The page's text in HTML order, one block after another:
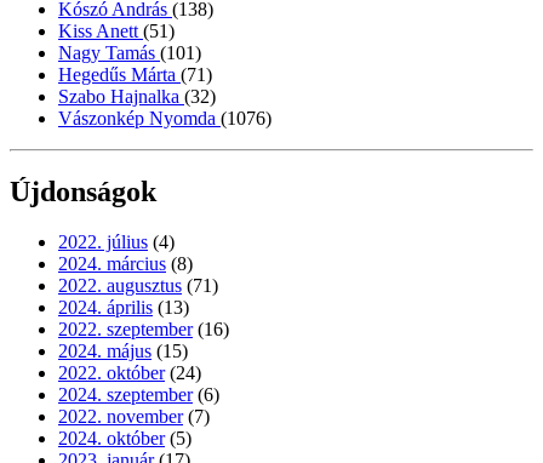
Kószó András (138)
Kiss Anett (51)
Nagy Tamás (101)
Hegedűs Márta (71)
Szabo Hajnalka (32)
Vászonkép Nyomda (1076)
Újdonságok
2022. július (4)
2024. március (8)
2022. augusztus (71)
2024. április (13)
2022. szeptember (16)
2024. május (15)
2022. október (24)
2024. szeptember (6)
2022. november (7)
2024. október (5)